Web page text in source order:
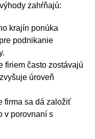
zahŕňajú:
krajín ponúka
podnikanie
firiem často zostávajú
úroveň
firma sa dá založiť
v porovnaní s